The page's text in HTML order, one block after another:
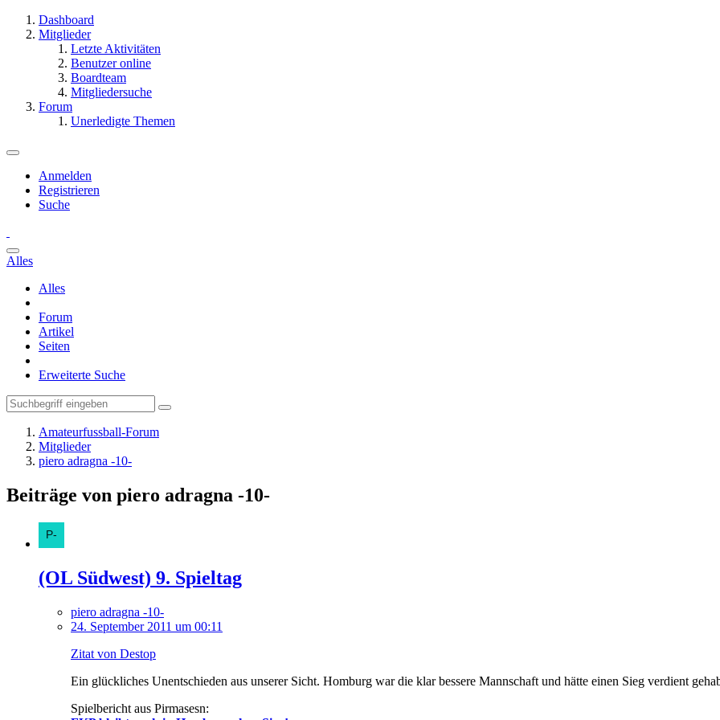
Dashboard
Mitglieder
Letzte Aktivitäten
Benutzer online
Boardteam
Mitgliedersuche
Forum
Unerledigte Themen
Anmelden
Registrieren
Suche
Alles
Alles
Forum
Artikel
Seiten
Erweiterte Suche
Amateurfussball-Forum
Mitglieder
piero adragna -10-
Beiträge von piero adragna -10-
(OL Südwest) 9. Spieltag
piero adragna -10-
24. September 2011 um 00:11
Zitat von Destop
Ein glückliches Unentschieden aus unserer Sicht. Homburg war die klar bessere Mannschaft und hätte einen Sieg verdient
Spielbericht aus Pirmasesn: